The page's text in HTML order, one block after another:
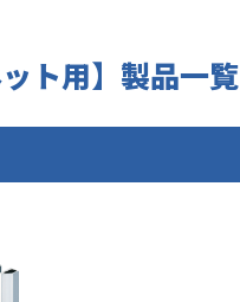
ト用】製品一覧